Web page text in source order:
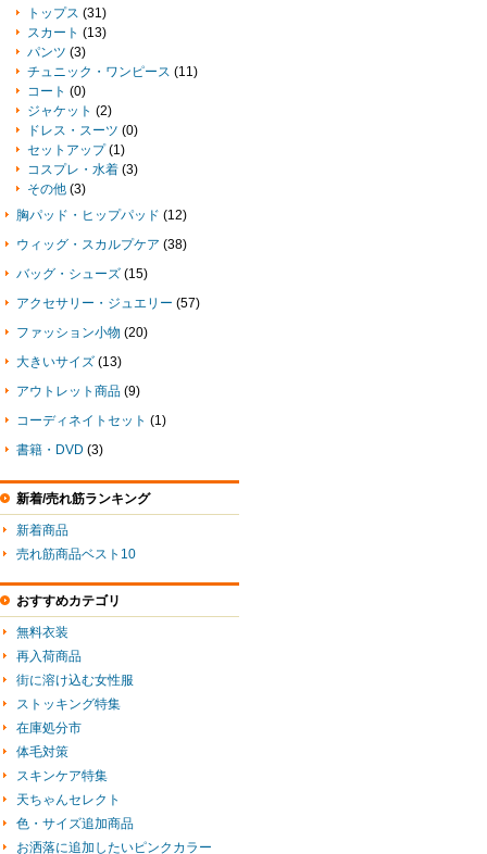
トップス (31)
スカート (13)
パンツ (3)
チュニック・ワンピース (11)
コート (0)
ジャケット (2)
ドレス・スーツ (0)
セットアップ (1)
コスプレ・水着 (3)
その他 (3)
胸パッド・ヒップパッド (12)
ウィッグ・スカルプケア (38)
バッグ・シューズ (15)
アクセサリー・ジュエリー (57)
ファッション小物 (20)
大きいサイズ (13)
アウトレット商品 (9)
コーディネイトセット (1)
書籍・DVD (3)
新着/売れ筋ランキング
新着商品
売れ筋商品ベスト10
おすすめカテゴリ
無料衣装
再入荷商品
街に溶け込む女性服
ストッキング特集
在庫処分市
体毛対策
スキンケア特集
天ちゃんセレクト
色・サイズ追加商品
お洒落に追加したいピンクカラー